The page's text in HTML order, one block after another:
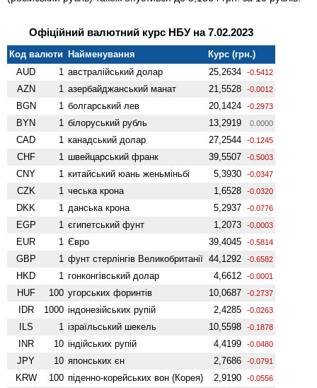
Офіційний валютний курс НБУ на 7.02.2023
Код валюти Найменування
Курс (грн.)
AUD
1 австралійський долар 25,2634 -0.5412
AZN 1 азербайджанський манат 21,5528 -0.0012
BGN 1 болгарський лев 20,1424 -0.2973
BYN 1 білоруський рубль 13,2919 0.0000
CAD 1 канадський долар 27,2544 -0.1245
CHF 1 швейцарський франк 39,5507 -0.5003
CNY 1 китайський юань женьмiньбi 5,3930 -0.0347
CZK 1 чеська крона 1,6528 -0.0320
DKK 1 данська крона 5,2937 -0.0776
EGP 1 єгипетський фунт 1,2073 -0.0003
EUR 1 Євро 39,4045 -0.5814
GBP 1 фунт стерлінгів Велико­британії 44,1292 -0.6582
HKD 1 гонконгівський долар 4,6612 -0.0001
HUF 100 угорських форинтів 10,0687 -0.2737
IDR 1000 індонезійських рупій 2,4285 -0.0263
ILS 1 ізраїльський шекель 10,5598 -0.1878
INR 10 індійських рупій 4,4199 -0.0480
JPY 10 японських єн 2,7686 -0.0791
KRW 100 піденно-корейських вон (Корея) 2,9190 -0.0556